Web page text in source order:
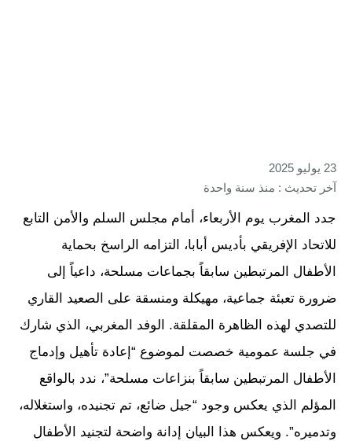
23 يوليو 2025
آخر تحديث : منذ سنة واحدة
جدد المغرب يوم الأربعاء، أمام مجلس السلم والأمن التابع
للاتحاد الإفريقي بأديس أبابا، التزامه الراسخ بحماية
الأطفال المرتبطين سابقاً بجماعات مسلحة، داعياً إلى
ضرورة تعبئة جماعية، مهيكلة ومنسقة على الصعيد القاري
للتصدي لهذه الظاهرة المقلقة. الوفد المغربي، الذي شارك
في جلسة عمومية خصصت لموضوع “إعادة تأهيل وإدماج
الأطفال المرتبطين سابقاً بنزاعات مسلحة”، ندد بالواقع
المؤلم الذي يعكس وجود “جيل ضائع، تم تجنيده، واستغلاله،
وتدميره”. ويعكس هذا البيان إدانة واضحة لتجنيد الأطفال